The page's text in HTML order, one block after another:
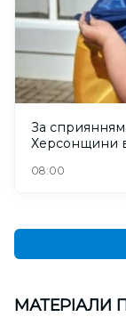
За
Херсонщини
08:00
МАТЕРІАЛИ